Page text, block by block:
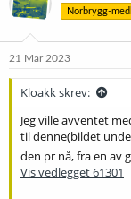
Norbrygg-
21 Mar 2023
Kloakk skrev:
Jeg ville avventet
til denne(bildet
den pr nå, fra en av
Vis vedlegget 61301